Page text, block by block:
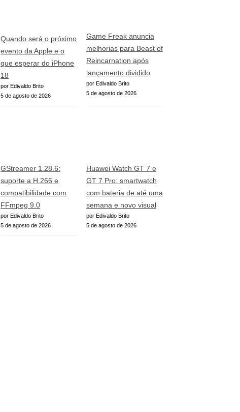
Quando será o próximo
evento da Apple e o
que esperar do iPhone
18
por Edivaldo Brito
5 de agosto de 2026
Game Freak anuncia
melhorias para Beast of
Reincarnation após
lançamento dividido
por Edivaldo Brito
5 de agosto de 2026
GStreamer 1.28.6:
suporte a H.266 e
compatibilidade com
FFmpeg 9.0
por Edivaldo Brito
5 de agosto de 2026
Huawei Watch GT 7 e
GT 7 Pro: smartwatch
com bateria de até uma
semana e novo visual
por Edivaldo Brito
5 de agosto de 2026